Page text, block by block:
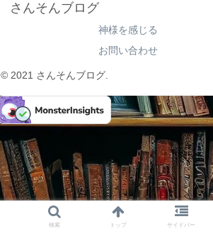
さんそんブログ
神様を感じる
お問い合わせ
© 2021 さんそんブログ.
検索 トップ サイドバー